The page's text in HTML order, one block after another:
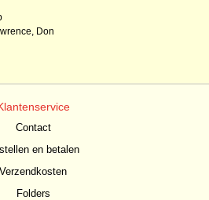
Don
Contact
en betalen
Verzendkosten
Folders